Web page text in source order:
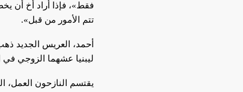
فقط»، فإذا أراد أخ أن
تتم الأمور من قبل».
أحمد، العريس الجديد
ليبنيا عشهما الزوجي